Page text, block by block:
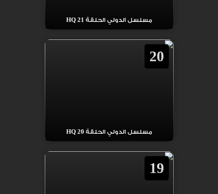
مسلسل الدولي الحلقة 21 HQ
20
مسلسل الدولي الحلقة 20 HQ
19